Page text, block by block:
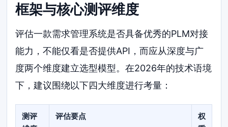
框架与核心测评维度
评估一款需求管理系统是否具备优秀的PLM对接
能力，不能仅看是否提供API，而应从深度与广
度两个维度建立选型模型。在2026年的技术语境
下，建议围绕以下四大维度进行考量：
测评
评估要点
权